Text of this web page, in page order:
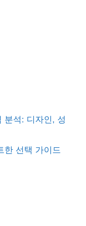
분석: 디자인, 성
한 선택 가이드